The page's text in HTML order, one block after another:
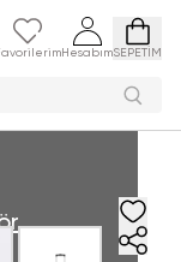
HesabımSEPETİM